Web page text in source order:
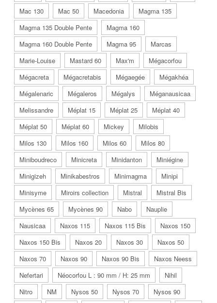
Mac 130
Mac 50 Macedonia
Magma 135
Magma 135 Double Pente
Magma 160
Magma 160 Double Pente
Magma 95
Marcas
Marie-Louise
Mastard 60 Max'm
Mégacorfou
Mégacreta
Mégacretabis Mégaegée
Mégakhéa
Mégalenaric
Mégaleros Mégalys
Méganausicaa
Melissandre
Méplat 15 Méplat 25
Méplat 40
Méplat 50
Méplat 60 Mickey
Milobis
Milos 130
Milos 160 Milos 60
Milos 80
Miniboudreco
Minicreta Minidanton
Miniégine
Minigizeh
Minikabestros Minimagma
Minipi
Minisyme
Miroirs collection Mistral
Mistral Bis
Mycènes 65
Mycènes 90 Nabo
Nauplie
Nausicaa
Naxos 115 Naxos 115 Bis
Naxos 150
Naxos 150 Bis
Naxos 20 Naxos 30
Naxos 50
Naxos 70
Naxos 90 Naxos 90 Bis
Naxos Neess
Nefertari
Néocorfou L : 90 mm / H: 25 mm
Nihil
Nitro
NM Nysos 50 Nysos 70
Nysos 90